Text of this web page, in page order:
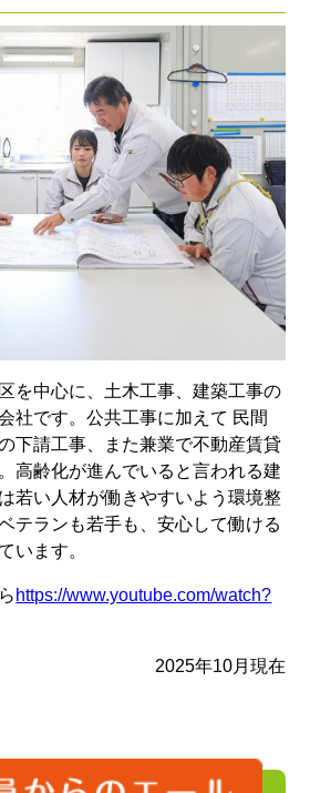
を中心に、土木工事、建築工事の
社です。公共工事に加えて 民間
下請工事、また兼業で不動産賃貸
高齢化が進んでいると言われる建
若い人材が働きやすいよう環境整
テランも若手も、安心して働ける
います。
https://www.youtube.com/watch?
2025年10月現在